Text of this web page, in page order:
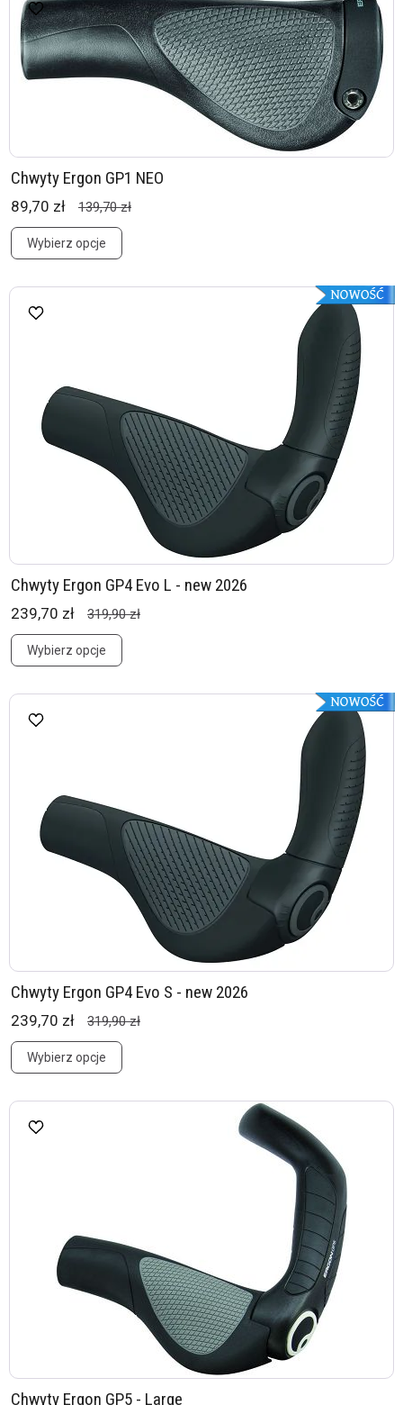
Chwyty Ergon GP1 NEO
89,70 zł 139,70 zł
Wybierz opcje
Chwyty Ergon GP4 Evo L - new 2026
239,70 zł 319,90 zł
Wybierz opcje
Chwyty Ergon GP4 Evo S - new 2026
239,70 zł 319,90 zł
Wybierz opcje
Chwyty Ergon GP5 - Large